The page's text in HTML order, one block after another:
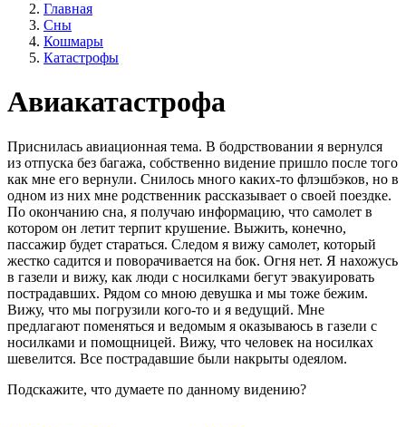
Главная
Сны
Кошмары
Катастрофы
Авиакатастрофа
Приснилась авиационная тема. В бодрствовании я вернулся
из отпуска без багажа, собственно видение пришло после того
как мне его вернули. Снилось много каких-то флэшбэков, но в
одном из них мне родственник рассказывает о своей поездке.
По окончанию сна, я получаю информацию, что самолет в
котором он летит терпит крушение. Выжить, конечно,
пассажир будет стараться. Следом я вижу самолет, который
жестко садится и поворачивается на бок. Огня нет. Я нахожусь
в газели и вижу, как люди с носилками бегут эвакуировать
пострадавших. Рядом со мною девушка и мы тоже бежим.
Вижу, что мы погрузили кого-то и я ведущий. Мне
предлагают поменяться и ведомым я оказываюсь в газели с
носилками и помощницей. Вижу, что человек на носилках
шевелится. Все пострадавшие были накрыты одеялом.
Подскажите, что думаете по данному видению?